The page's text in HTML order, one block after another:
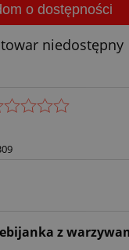
o dostępności
towar niedostępny
z